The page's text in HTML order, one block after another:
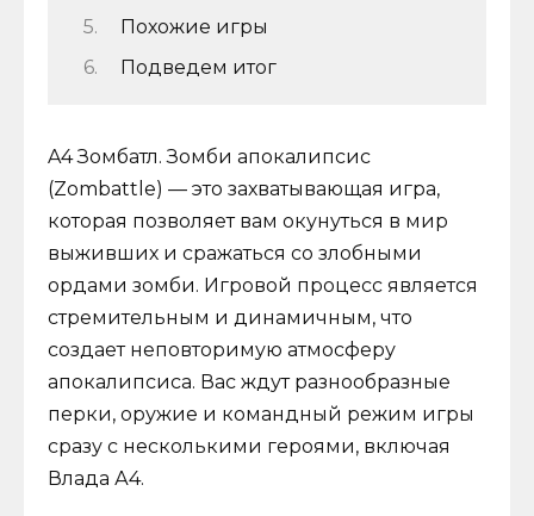
Похожие игры
Подведем итог
A4 Зомбатл. Зомби апокалипсис
(Zombattle) — это захватывающая игра,
которая позволяет вам окунуться в мир
выживших и сражаться со злобными
ордами зомби. Игровой процесс является
стремительным и динамичным, что
создает неповторимую атмосферу
апокалипсиса. Вас ждут разнообразные
перки, оружие и командный режим игры
сразу с несколькими героями, включая
Влада А4.